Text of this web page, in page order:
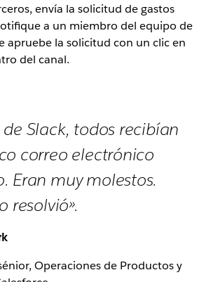
envía la solicitud de gastos
a un miembro del equipo de
apruebe la solicitud con un clic en
del canal.
de Slack, todos recibían
correo electrónico
Eran muy molestos.
resolvió».
Operaciones de Productos y